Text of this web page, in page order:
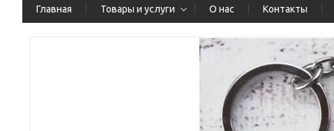
Главная Товары и услуги О нас Контакты